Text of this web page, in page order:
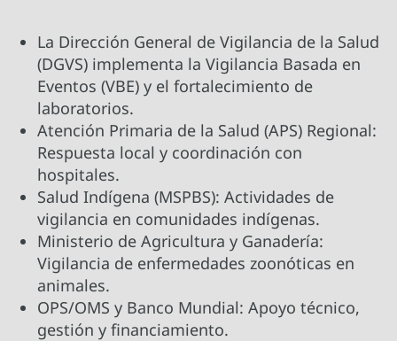
La Dirección General de Vigilancia de la Salud
(DGVS) implementa la Vigilancia Basada en
Eventos (VBE) y el fortalecimiento de
laboratorios.
Atención Primaria de la Salud (APS) Regional:
Respuesta local y coordinación con
hospitales.
Salud Indígena (MSPBS): Actividades de
vigilancia en comunidades indígenas.
Ministerio de Agricultura y Ganadería:
Vigilancia de enfermedades zoonóticas en
animales.
OPS/OMS y Banco Mundial: Apoyo técnico,
gestión y financiamiento.